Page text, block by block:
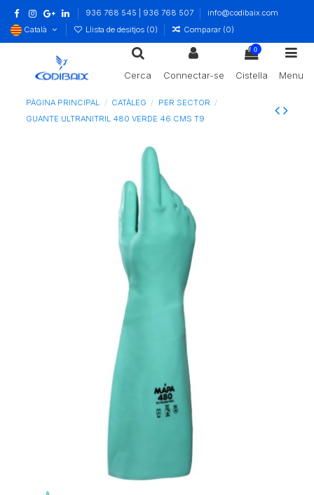
936 768 545 | 936 768 507
info@codibaix.com
Català
Llista de desitjos (0) Comparar (0)
Cerca Connectar-se
0
Cistella Menu
PÀGINA PRINCIPAL CATÀLEG
PER SECTOR
GUANTE ULTRANITRIL 480 VERDE 46 CMS T9